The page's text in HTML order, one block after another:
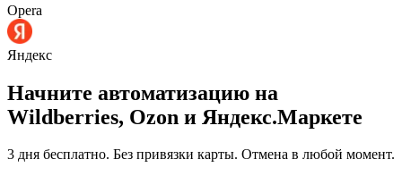
Opera
Яндекс
Начните автоматизацию на
Wildberries, Ozon и Яндекс.Маркете
3 дня бесплатно. Без привязки карты. Отмена в любой момент.